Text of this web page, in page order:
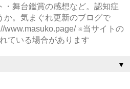
・舞台鑑賞の感想など。認知症
か。気まぐれ更新のブログで
www.masuko.page/ ※当サイトの
ている場合があります
▼